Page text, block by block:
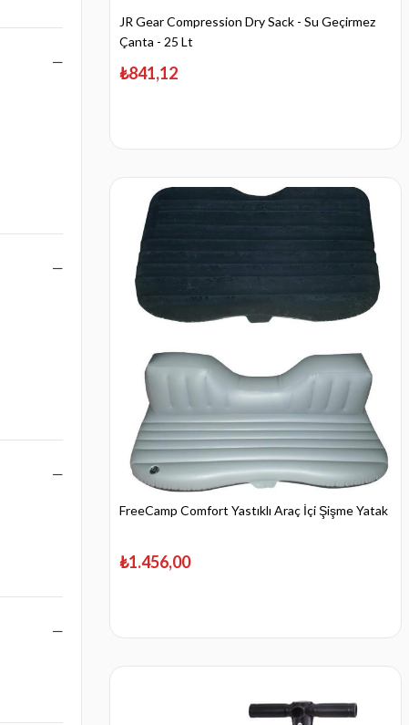
JR Gear Compression Dry Sack - Su Geçirmez
Çanta - 25 Lt
₺841,12
FreeCamp Comfort Yastıklı Araç İçi Şişme Yatak
₺1.456,00